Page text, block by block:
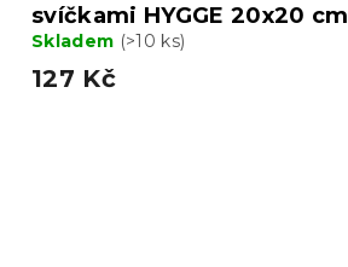
svíčkami HYGGE 20x20 cm
Skladem (>10 ks)
127 Kč